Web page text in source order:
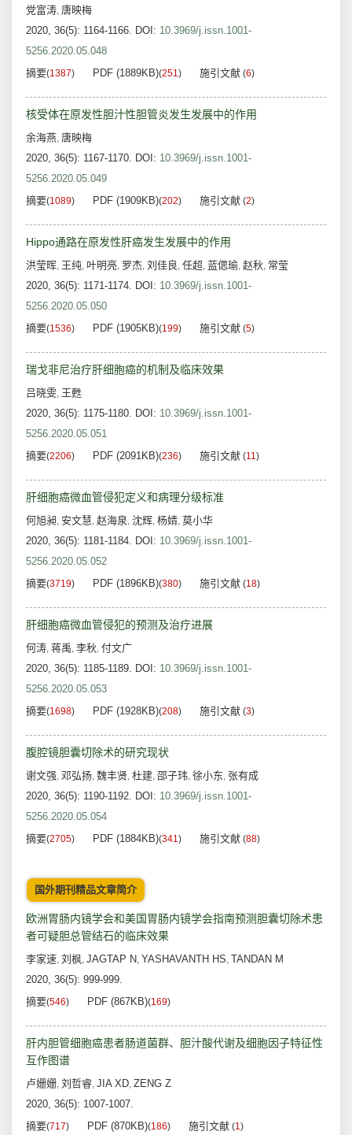
党富涛, 唐映梅
2020, 36(5): 1164-1166. DOI: 10.3969/j.issn.1001-
5256.2020.05.048
摘要(1387) PDF (1889KB)(251) 施引文献 (6)
核受体在原发性胆汁性胆管炎发生发展中的作用
余海燕, 唐映梅
2020, 36(5): 1167-1170. DOI: 10.3969/j.issn.1001-
5256.2020.05.049
摘要(1089) PDF (1909KB)(202) 施引文献 (2)
Hippo通路在原发性肝癌发生发展中的作用
洪莹晖, 王纯, 叶明亮, 罗杰, 刘佳良, 任超, 蓝偲瑜, 赵秋, 常莹
2020, 36(5): 1171-1174. DOI: 10.3969/j.issn.1001-
5256.2020.05.050
摘要(1536) PDF (1905KB)(199) 施引文献 (5)
瑞戈非尼治疗肝细胞癌的机制及临床效果
吕晓雯, 王甦
2020, 36(5): 1175-1180. DOI: 10.3969/j.issn.1001-
5256.2020.05.051
摘要(2206) PDF (2091KB)(236) 施引文献 (11)
肝细胞癌微血管侵犯定义和病理分级标准
何旭昶, 安文慧, 赵海泉, 沈辉, 杨婧, 莫小华
2020, 36(5): 1181-1184. DOI: 10.3969/j.issn.1001-
5256.2020.05.052
摘要(3719) PDF (1896KB)(380) 施引文献 (18)
肝细胞癌微血管侵犯的预测及治疗进展
何涛, 蒋禹, 李秋, 付文广
2020, 36(5): 1185-1189. DOI: 10.3969/j.issn.1001-
5256.2020.05.053
摘要(1698) PDF (1928KB)(208) 施引文献 (3)
腹腔镜胆囊切除术的研究现状
谢文强, 邓弘扬, 魏丰贤, 杜建, 邵子玮, 徐小东, 张有成
2020, 36(5): 1190-1192. DOI: 10.3969/j.issn.1001-
5256.2020.05.054
摘要(2705) PDF (1884KB)(341) 施引文献 (88)
国外期刊精品文章简介
欧洲胃肠内镜学会和美国胃肠内镜学会指南预测胆囊切除术患
者可疑胆总管结石的临床效果
李家速, 刘枫, JAGTAP N, YASHAVANTH HS, TANDAN M
2020, 36(5): 999-999.
摘要(546) PDF (867KB)(169)
肝内胆管细胞癌患者肠道菌群、胆汁酸代谢及细胞因子特征性
互作图谱
卢姗姗, 刘哲睿, JIA XD, ZENG Z
2020, 36(5): 1007-1007.
摘要(717) PDF (870KB)(186) 施引文献 (1)